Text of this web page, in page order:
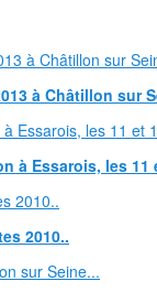
à Châtillon sur
à Essarois, les 11
2010..